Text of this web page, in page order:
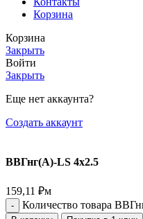
Корзина
Корзина
Закрыть
Войти
Закрыть
Еще нет аккаунта?
Создать аккаунт
ВВГнг(А)-LS 4х2.5
159,11 ₽м
Количество товара